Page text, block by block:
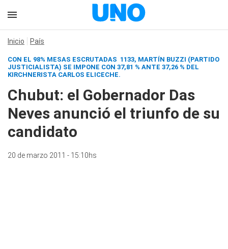
Inicio País
CON EL 98% MESAS ESCRUTADAS 1133, MARTÍN BUZZI (PARTIDO
JUSTICIALISTA) SE IMPONE CON 37,81 % ANTE 37,26 % DEL
KIRCHNERISTA CARLOS ELICECHE.
Chubut: el Gobernador Das
Neves anunció el triunfo de su
candidato
20 de marzo 2011 - 15:10hs